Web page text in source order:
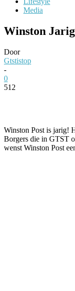
Media
Winston
Door
Gtstistop
-
0
512
Winston Post is jarig!
Borgers die in GTST
wenst Winston Post